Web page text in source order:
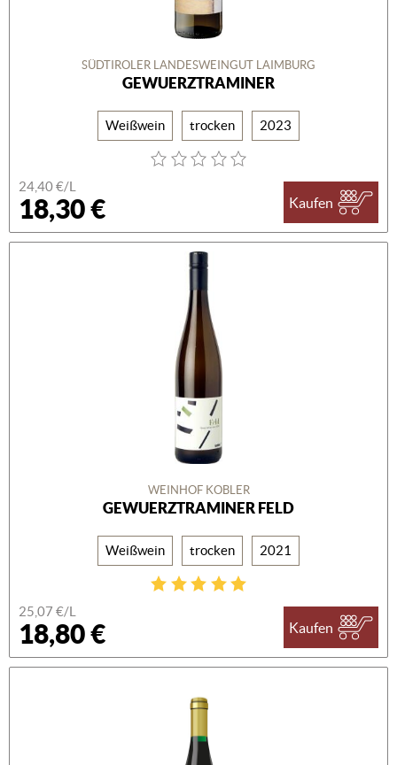
SÜDTIROLER LANDESWEINGUT LAIMBURG
GEWUERZTRAMINER
Weißwein trocken 2023
24,40 €/L
18,30 € Kaufen
WEINHOF KOBLER
GEWUERZTRAMINER FELD
Weißwein trocken 2021
25,07 €/L
18,80 € Kaufen